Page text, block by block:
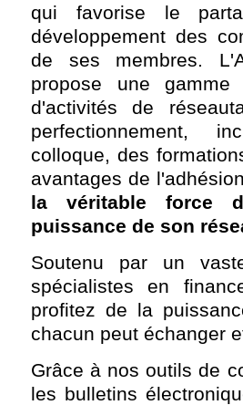
qui favorise le
développement des
de ses membres.
propose une gamme
d'activités de
perfectionnement,
colloque, des
avantages de
la véritable force
puissance de son
Soutenu par un
spécialistes en
profitez de la
chacun peut échanger
Grâce à nos outils de
les bulletins